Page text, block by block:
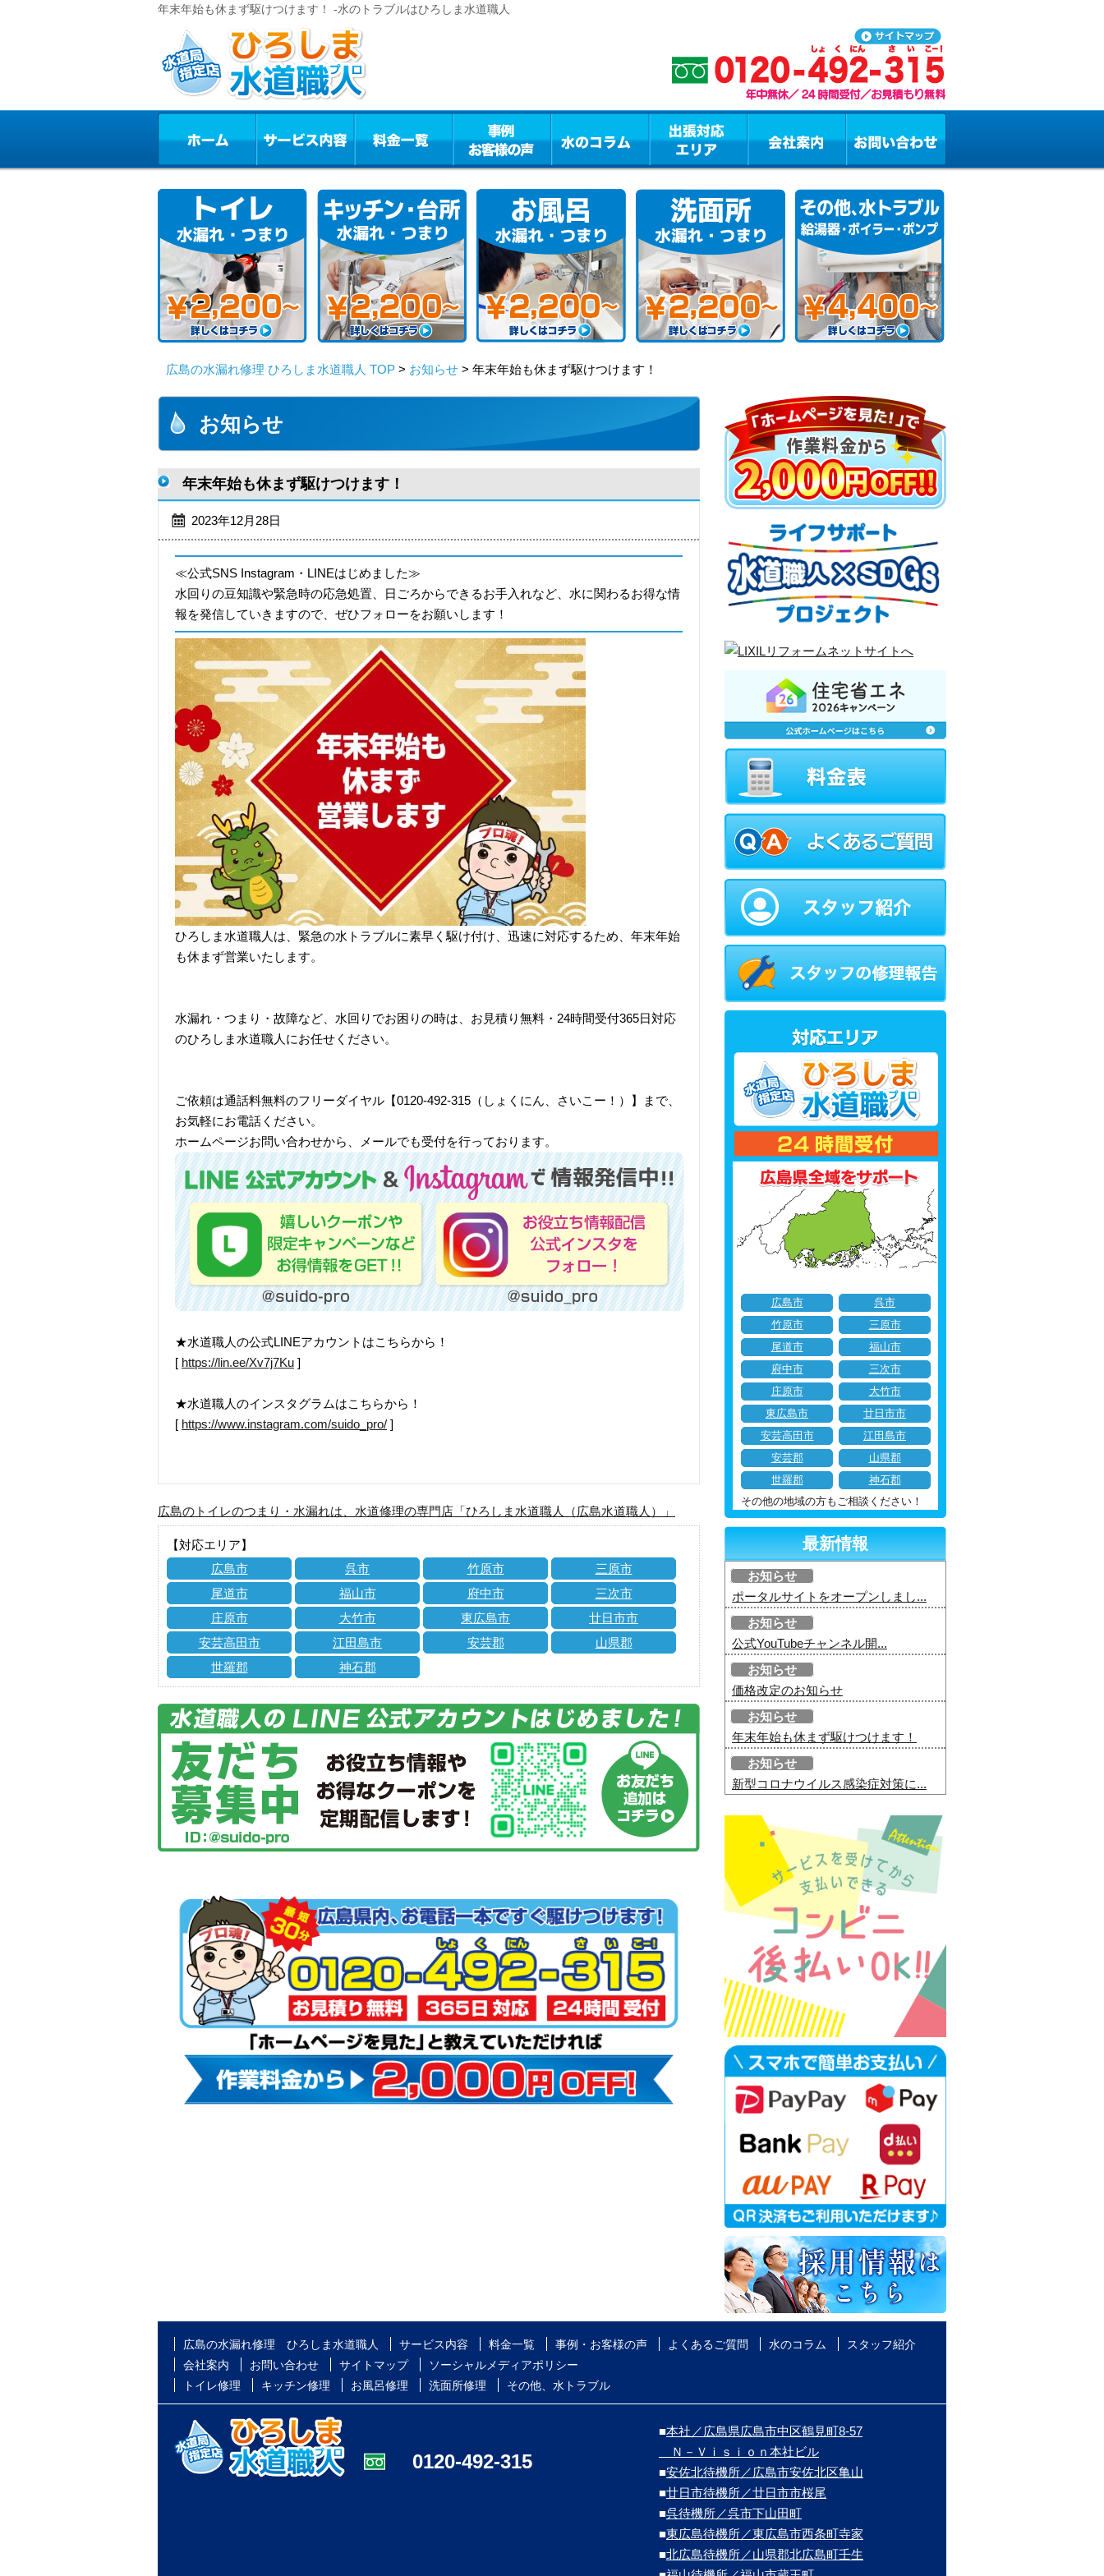
年末年始も休まず駆けつけます！ -水のトラブルはひろしま水道職人
広島の水漏れ修理 ひろしま水道職人 TOP > お知らせ > 年末年始も休まず駆けつけます！
お知らせ
年末年始も休まず駆けつけます！
2023年12月28日
≪公式SNS Instagram・LINEはじめました≫
水回りの豆知識や緊急時の応急処置、日ごろからできるお手入れなど、水に関わるお得な情
報を発信していきますので、ぜひフォローをお願いします！
ひろしま水道職人は、緊急の水トラブルに素早く駆け付け、迅速に対応するため、年末年始
も休まず営業いたします。
水漏れ・つまり・故障など、水回りでお困りの時は、お見積り無料・24時間受付365日対応
のひろしま水道職人にお任せください。
ご依頼は通話料無料のフリーダイヤル【0120-492-315（しょくにん、さいこー！）】まで、
お気軽にお電話ください。
ホームページお問い合わせから、メールでも受付を行っております。
★水道職人の公式LINEアカウントはこちらから！
[ https://lin.ee/Xv7j7Ku ]
★水道職人のインスタグラムはこちらから！
[ https://www.instagram.com/suido_pro/ ]
広島のトイレのつまり・水漏れは、水道修理の専門店「ひろしま水道職人（広島水道職人）」
【対応エリア】
広島市
呉市 竹原市
三原市
尾道市
福山市 府中市
三次市
庄原市
大竹市 東広島市
廿日市市
安芸高田市
江田島市 安芸郡
山県郡
世羅郡
神石郡
広島市
呉市
竹原市
三原市
尾道市
福山市
府中市
三次市
庄原市
大竹市
東広島市
廿日市市
安芸高田市
江田島市
安芸郡
山県郡
世羅郡
神石郡
その他の地域の方もご相談ください！
最新情報
お知らせ
ポータルサイトをオープンしまし...
お知らせ
公式YouTubeチャンネル開...
お知らせ
価格改定のお知らせ
お知らせ
年末年始も休まず駆けつけます！
お知らせ
新型コロナウイルス感染症対策に...
広島の水漏れ修理 ひろしま水道職人 サービス内容 料金一覧 事例・お客様の声 よくあるご質問 水のコラム
スタッフ紹介
会社案内
お問い合わせ サイトマップ
ソーシャルメディアポリシー
トイレ修理
キッチン修理 お風呂修理 洗面所修理 その他、水トラブル
0120-492-315
■本社／広島県広島市中区鶴見町8-57
Ｎ－Ｖｉｓｉｏｎ本社ビル
■安佐北待機所／広島市安佐北区亀山
■廿日市待機所／廿日市市桜尾
■呉待機所／呉市下山田町
■東広島待機所／東広島市西条町寺家
■北広島待機所／山県郡北広島町壬生